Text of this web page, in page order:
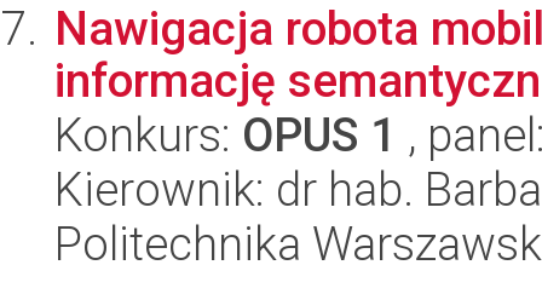
Nawigacja robota
informację
Konkurs: OPUS 1 ,
Kierownik: dr hab.
Politechnika